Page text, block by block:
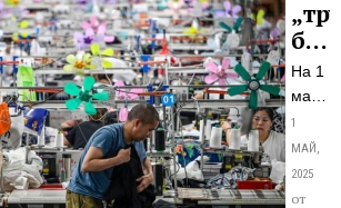
в
На 1
май
Деня
на
труда
1
МАЙ,
2025
от